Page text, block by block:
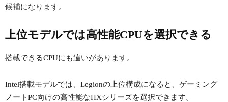
候補になります。
上位モデルでは高性能CPUを選択できる
搭載できるCPUにも違いがあります。
Intel搭載モデルでは、Legionの上位構成になると、ゲーミング
ノートPC向けの高性能なHXシリーズを選択できます。